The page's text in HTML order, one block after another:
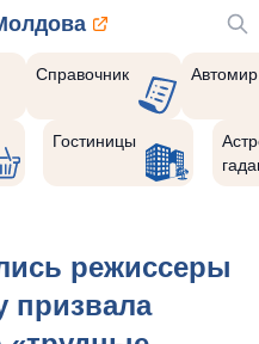
Справочник Автомир
Гостиницы
режиссеры
призвала